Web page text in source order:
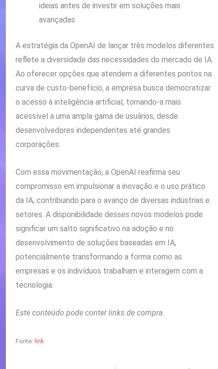
ideias antes de investir em soluções mais
avançadas.
A estratégia da OpenAI de lançar três modelos diferentes
reflete a diversidade das necessidades do mercado de IA.
Ao oferecer opções que atendem a diferentes pontos na
curva de custo-benefício, a empresa busca democratizar
o acesso à inteligência artificial, tornando-a mais
acessível a uma ampla gama de usuários, desde
desenvolvedores independentes até grandes
corporações.
Com essa movimentação, a OpenAI reafirma seu
compromisso em impulsionar a inovação e o uso prático
da IA, contribuindo para o avanço de diversas indústrias e
setores. A disponibilidade desses novos modelos pode
significar um salto significativo na adoção e no
desenvolvimento de soluções baseadas em IA,
potencialmente transformando a forma como as
empresas e os indivíduos trabalham e interagem com a
tecnologia.
Este conteúdo pode conter links de compra.
Fonte: link